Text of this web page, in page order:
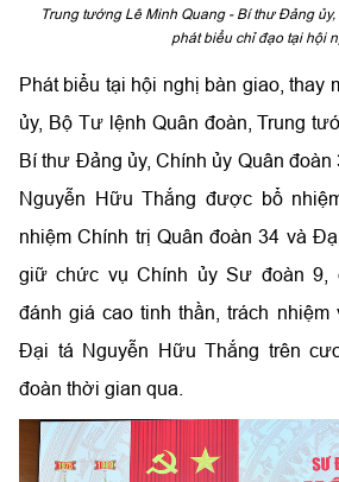
Trung tướng Lê Minh Quang - Bí thư Đảng
phát biểu chỉ đạo tại hội
Phát biểu tại hội nghị bàn giao, thay
ủy, Bộ Tư lệnh Quân đoàn, Trung
Bí thư Đảng ủy, Chính ủy Quân
Nguyễn Hữu Thắng được bổ
nhiệm Chính trị Quân đoàn 34 và
giữ chức vụ Chính ủy Sư đoàn 9,
đánh giá cao tinh thần, trách
Đại tá Nguyễn Hữu Thắng trên
đoàn thời gian qua.